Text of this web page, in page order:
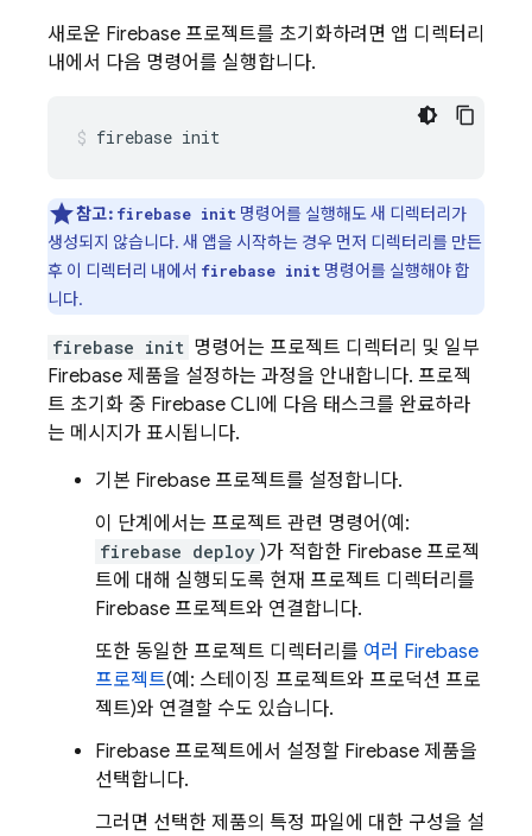
새로운 Firebase 프로젝트를 초기화하려면 앱 디렉터리
내에서 다음 명령어를 실행합니다.
firebase init
참고: firebase init명령어를 실행해도 새 디렉터리가
생성되지 않습니다. 새 앱을 시작하는 경우 먼저 디렉터리를 만든
후 이 디렉터리 내에서 firebase init 명령어를 실행해야 합
니다.
firebase init 명령어는 프로젝트 디렉터리 및 일부
Firebase 제품을 설정하는 과정을 안내합니다. 프로젝
트 초기화 중 Firebase CLI에 다음 태스크를 완료하라
는 메시지가 표시됩니다.
기본 Firebase 프로젝트를 설정합니다.
이 단계에서는 프로젝트 관련 명령어(예:
firebase deploy )가 적합한 Firebase 프로젝
트에 대해 실행되도록 현재 프로젝트 디렉터리를
Firebase 프로젝트와 연결합니다.
또한 동일한 프로젝트 디렉터리를 여러 Firebase
프로젝트(예: 스테이징 프로젝트와 프로덕션 프로
젝트)와 연결할 수도 있습니다.
Firebase 프로젝트에서 설정할 Firebase 제품을
선택합니다.
그러면 선택한 제품의 특정 파일에 대한 구성을 설